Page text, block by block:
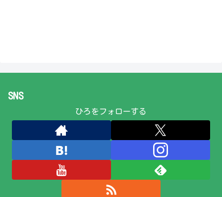
SNS
ひろをフォローする